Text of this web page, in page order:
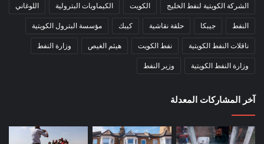
الشركة الكويتية لنفط الخليج الكويت الكيماويات البترولية اللوغاني
النفط جيبكا حلقة نقاشية كيبك مؤسسة البترول الكويتية
ناقلات النفط الكويتية نفط الكويت هيثم الغيص وزارة النفط
وزارة النفط الكويتية وزير النفط
آخر المشاركات المعدلة